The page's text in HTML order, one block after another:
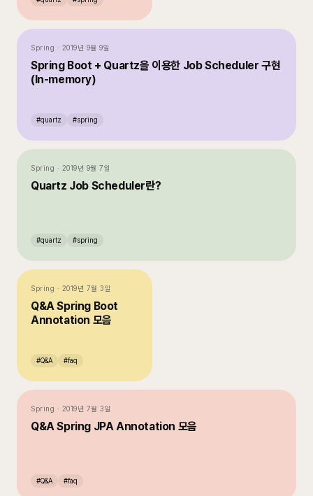
Spring · 2019년 9월 9일
Spring Boot + Quartz을 이용한 Job Scheduler 구현
(In-memory)
#quartz #spring
Spring · 2019년 9월 7일
Quartz Job Scheduler란?
#quartz #spring
Spring · 2019년 7월 3일
Q&A Spring Boot
Annotation 모음
#Q&A #faq
Spring · 2019년 7월 3일
Q&A Spring JPA Annotation 모음
#Q&A #faq